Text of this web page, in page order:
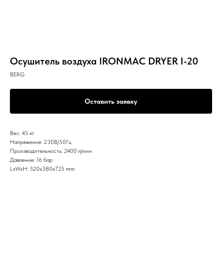
Осушитель воздуха IRONMAC DRYER I-20
BERG
Оставить заявку
Вес: 45 кг
Напряжение: 230В/50Гц
Производительность: 2400 л/мин
Давление: 16 бар
LxWxH: 520x380x725 mm